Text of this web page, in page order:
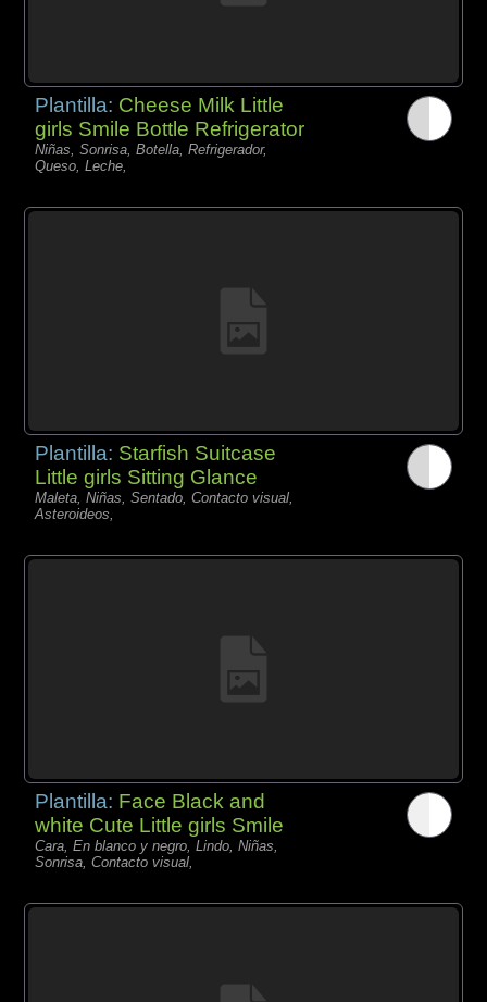
Plantilla: Cheese Milk Little
girls Smile Bottle Refrigerator
Niñas, Sonrisa, Botella, Refrigerador,
Queso, Leche,
Plantilla: Starfish Suitcase
Little girls Sitting Glance
Maleta, Niñas, Sentado, Contacto visual,
Asteroideos,
Plantilla: Face Black and
white Cute Little girls Smile
Cara, En blanco y negro, Lindo, Niñas,
Sonrisa, Contacto visual,